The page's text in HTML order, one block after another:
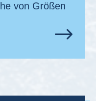
von Größen
$